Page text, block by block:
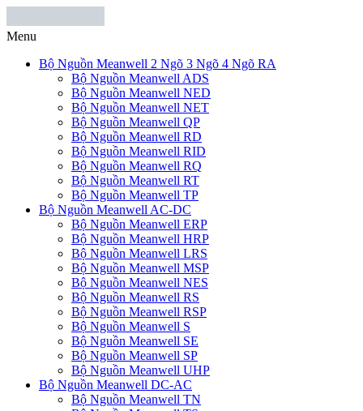
Menu
Bộ Nguồn Meanwell 2 Ngõ 3 Ngõ 4 Ngõ RA
Bộ Nguồn Meanwell ADS
Bộ Nguồn Meanwell NED
Bộ Nguồn Meanwell NET
Bộ Nguồn Meanwell QP
Bộ Nguồn Meanwell RD
Bộ Nguồn Meanwell RID
Bộ Nguồn Meanwell RQ
Bộ Nguồn Meanwell RT
Bộ Nguồn Meanwell TP
Bộ Nguồn Meanwell AC-DC
Bộ Nguồn Meanwell ERP
Bộ Nguồn Meanwell HRP
Bộ Nguồn Meanwell LRS
Bộ Nguồn Meanwell MSP
Bộ Nguồn Meanwell NES
Bộ Nguồn Meanwell RS
Bộ Nguồn Meanwell RSP
Bộ Nguồn Meanwell S
Bộ Nguồn Meanwell SE
Bộ Nguồn Meanwell SP
Bộ Nguồn Meanwell UHP
Bộ Nguồn Meanwell DC-AC
Bộ Nguồn Meanwell TN